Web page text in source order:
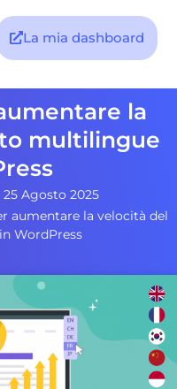
La mia dashboard
la
multilingue
25 Agosto 2025
aumentare la velocità del
WordPress